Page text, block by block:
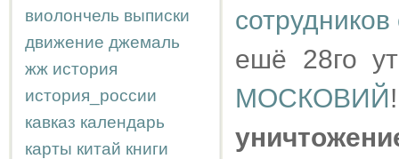
виолончель выписки
движение джемаль
жж история
история_россии
кавказ календарь
карты китай книги
сотрудников
ешё 28го
МОСКОВИЙ!